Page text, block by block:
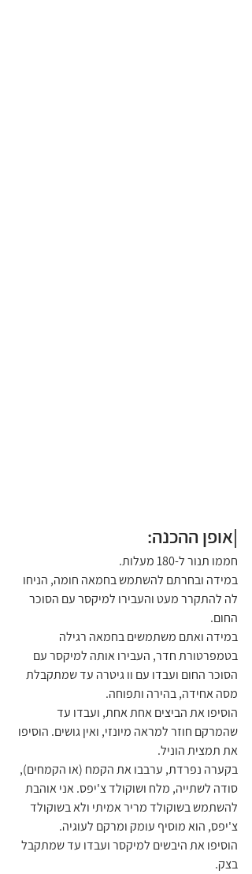
|אופן ההכנה:
חממו תנור ל-180 מעלות.
במידה ובחרתם להשתמש בחמאה חומה, הניחו
לה להתקרר מעט והעבירו למיקסר עם הסוכר
החום.
במידה ואתם משתמשים בחמאה רגילה
בטמפרטורת חדר, העבירו אותה למיקסר עם
הסוכר החום ועבדו עם וו גיטרה עד שמתקבלת
מסה אחידה, בהירה ותפוחה.
הוסיפו את הביצים אחת אחת, ועבדו עד
שהמרקם חוזר למראה מיונזי, ואין גושים. הוסיפו
את תמצית הוניל.
בקערה נפרדת, ערבבו את הקמח (או הקמחים),
סודה לשתייה, מלח ושוקולד צ'יפס. אני אוהבת
להשתמש בשוקולד מריר אמיתי ולא בשוקולד
צ'יפס, הוא מוסיף עומק ומרקם לעוגיה.
הוסיפו את היבשים למיקסר ועבדו עד שמתקבל
בצק.